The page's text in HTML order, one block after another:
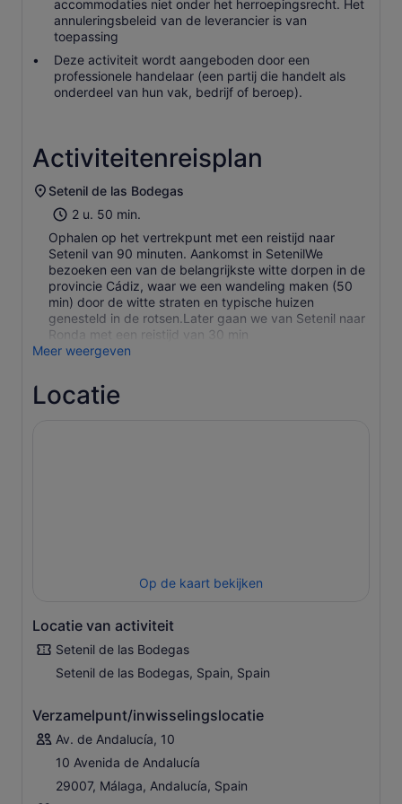
accommodaties niet onder het herroepingsrecht. Het
annuleringsbeleid van de leverancier is van
toepassing
Deze activiteit wordt aangeboden door een
professionele handelaar (een partij die handelt als
onderdeel van hun vak, bedrijf of beroep).
Activiteitenreisplan
Setenil de las Bodegas
2 u. 50 min.
Ophalen op het vertrekpunt met een reistijd naar
Setenil van 90 minuten. Aankomst in SetenilWe
bezoeken een van de belangrijkste witte dorpen in de
provincie Cádiz, waar we een wandeling maken (50
min) door de witte straten en typische huizen
genesteld in de rotsen.Later gaan we van Setenil naar
Ronda met een reistijd van 30 min
Meer weergeven
Locatie
Op de kaart bekijken
Locatie van activiteit
Setenil de las Bodegas
Setenil de las Bodegas, Spain, Spain
Verzamelpunt/inwisselingslocatie
Av. de Andalucía, 10
10 Avenida de Andalucía
29007, Málaga, Andalucía, Spain